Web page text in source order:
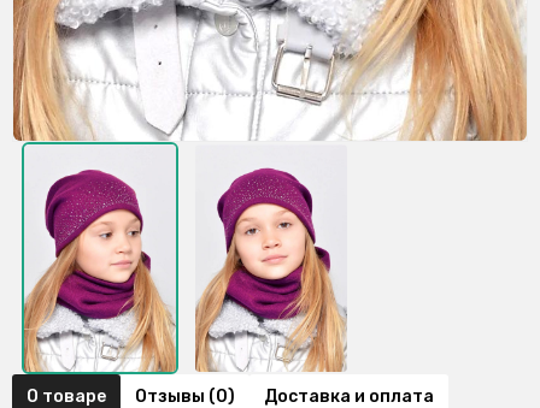
О товаре Отзывы (0) Доставка и оплата